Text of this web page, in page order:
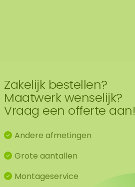
Zakelijk bestellen?
Maatwerk wenselijk?
Vraag een offerte aan!
Andere afmetingen
Grote aantallen
Montageservice